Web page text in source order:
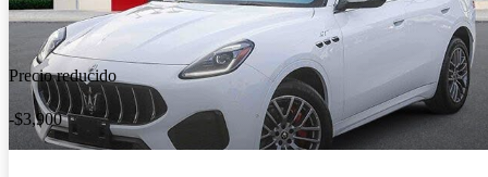
Precio reducido
-$3,900